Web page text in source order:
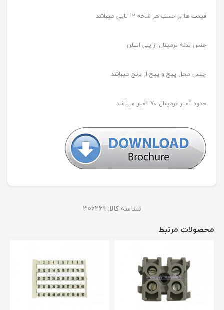
قیمت ها بر حسب هر شاخه 12 تایی میباشد
جنس بدنه ترمینال از پلی اتیلن
چنس محل پیچ و پیچ از برنج میباشد
حدود آمپر ترمینال 70 آمپر میباشد
شناسه کالا: 306269
محصولات مرتبط